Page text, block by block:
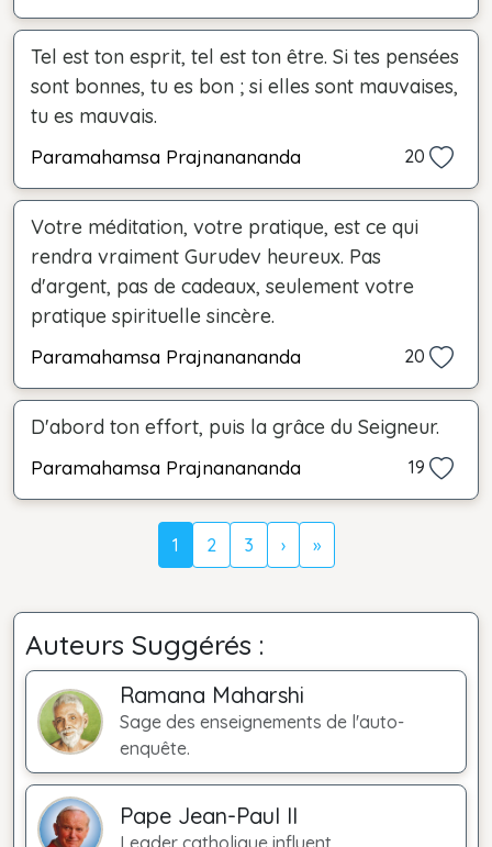
Tel est ton esprit, tel est ton être. Si tes pensées
sont bonnes, tu es bon ; si elles sont mauvaises,
tu es mauvais.
Paramahamsa Prajnanananda 20
Votre méditation, votre pratique, est ce qui
rendra vraiment Gurudev heureux. Pas
d'argent, pas de cadeaux, seulement votre
pratique spirituelle sincère.
Paramahamsa Prajnanananda 20
D'abord ton effort, puis la grâce du Seigneur.
Paramahamsa Prajnanananda 19
1 2 3 › »
Auteurs Suggérés :
Ramana Maharshi
Sage des enseignements de l'auto-
enquête.
Pape Jean-Paul II
Leader catholique influent.